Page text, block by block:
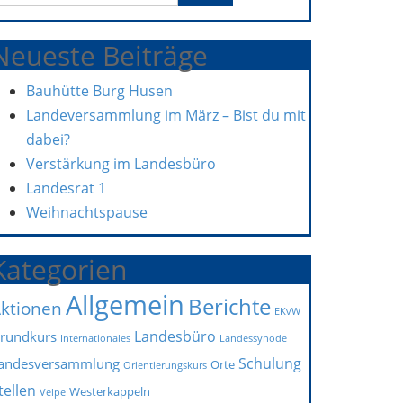
Beiträge
Bauhütte Burg Husen
Landeversammlung im März – Bist du mit
dabei?
Verstärkung im Landesbüro
Landesrat 1
Weihnachtspause
Allgemein Berichte EKvW
Internationales Landesbüro Landessynode
Orientierungskurs Orte Schulung
Velpe Westerkappeln